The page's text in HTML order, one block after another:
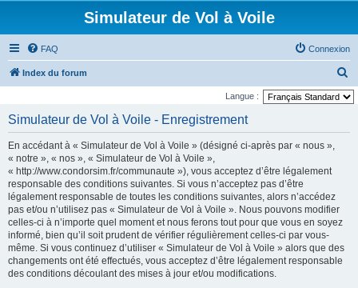
Simulateur de Vol à Voile
FAQ Connexion
Index du forum
e
Langue :
Simulateur de Vol à Voile - Enregistrement
En accédant à « Simulateur de Vol à Voile » (désigné ci-après par « nous »,
« notre », « nos », « Simulateur de Vol à Voile »,
« http://www.condorsim.fr/communaute »), vous acceptez d’être légalement
responsable des conditions suivantes. Si vous n’acceptez pas d’être
légalement responsable de toutes les conditions suivantes, alors n’accédez
pas et/ou n’utilisez pas « Simulateur de Vol à Voile ». Nous pouvons modifier
celles-ci à n’importe quel moment et nous ferons tout pour que vous en soyez
informé, bien qu’il soit prudent de vérifier régulièrement celles-ci par vous-
même. Si vous continuez d’utiliser « Simulateur de Vol à Voile » alors que des
changements ont été effectués, vous acceptez d’être légalement responsable
des conditions découlant des mises à jour et/ou modifications.